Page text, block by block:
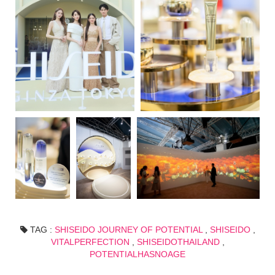
TAG : SHISEIDO JOURNEY OF POTENTIAL, SHISEIDO,
VITALPERFECTION , SHISEIDOTHAILAND,
POTENTIALHASNOAGE